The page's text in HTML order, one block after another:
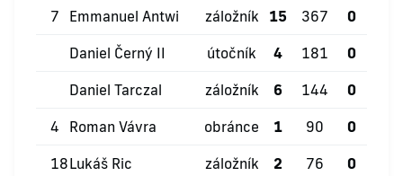
7 Emmanuel Antwi záložník 15 367 0
Daniel Černý II útočník 4 181 0
Daniel Tarczal záložník 6 144 0
4 Roman Vávra obránce 1 90 0
18Lukáš Ric záložník 2 76 0